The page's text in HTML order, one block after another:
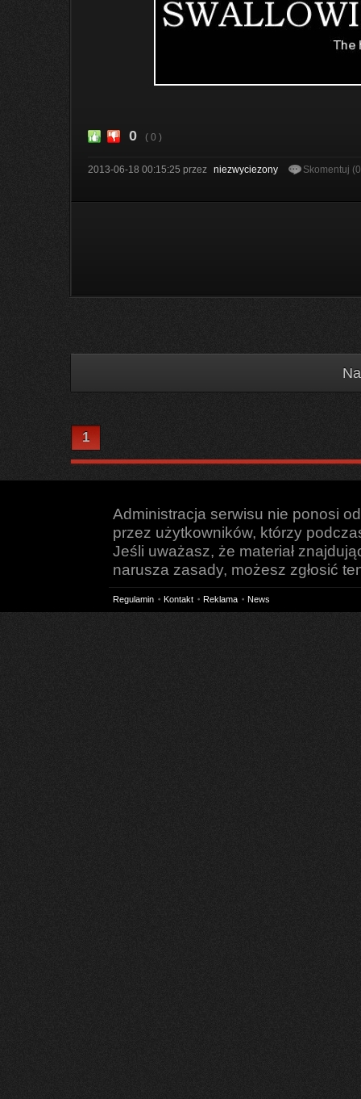
0 ( 0 )
2013-06-18 00:15:25 przez niezwyciezony Skomentuj
1
Administracja serwisu nie ponosi
przez użytkowników, którzy
Jeśli uważasz, że materiał
narusza zasady, możesz zgłosić
Regulamin Kontakt Reklama News